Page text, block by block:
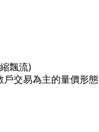
飄流)
交易為主的量價形態